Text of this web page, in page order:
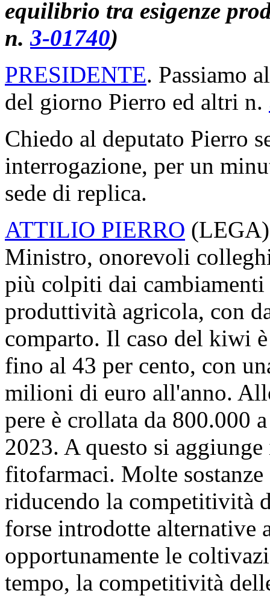
equilibrio tra esigenze
n.3-01740)
PRESIDENTE. Passiamo
del giorno Pierro ed altri n.
Chiedo al deputato Pierro
interrogazione, per un
sede di replica.
ATTILIO PIERRO (LEGA
Ministro, onorevoli
più colpiti dai
produttività agricola, con
comparto. Il caso del kiwi
fino al 43 per cento, con
milioni di euro all'anno.
pere è crollata da 800.000
2023. A questo si
fitofarmaci. Molte
riducendo la competitività
forse introdotte alternative
opportunamente le
tempo, la competitività